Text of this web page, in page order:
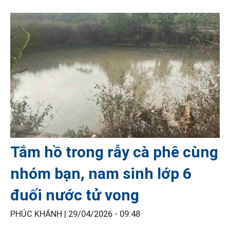
Tắm hồ trong rẫy cà phê cùng
nhóm bạn, nam sinh lớp 6
đuối nước tử vong
PHÚC KHÁNH | 29/04/2026 - 09:48